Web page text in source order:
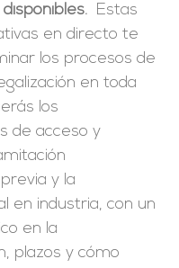
es:
149,00€.
Estas
en directo te
los procesos de
en toda
los
de acceso y
y la
en industria, con un
en la
plazos y cómo